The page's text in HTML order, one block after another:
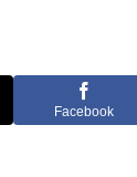
Facebook